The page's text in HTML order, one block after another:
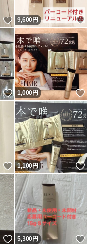
いいね！
9,600円
いいね！
1,000円
いいね！
1,100円
いいね！
5,300円